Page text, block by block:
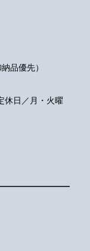
品優先）
休日／月・火曜